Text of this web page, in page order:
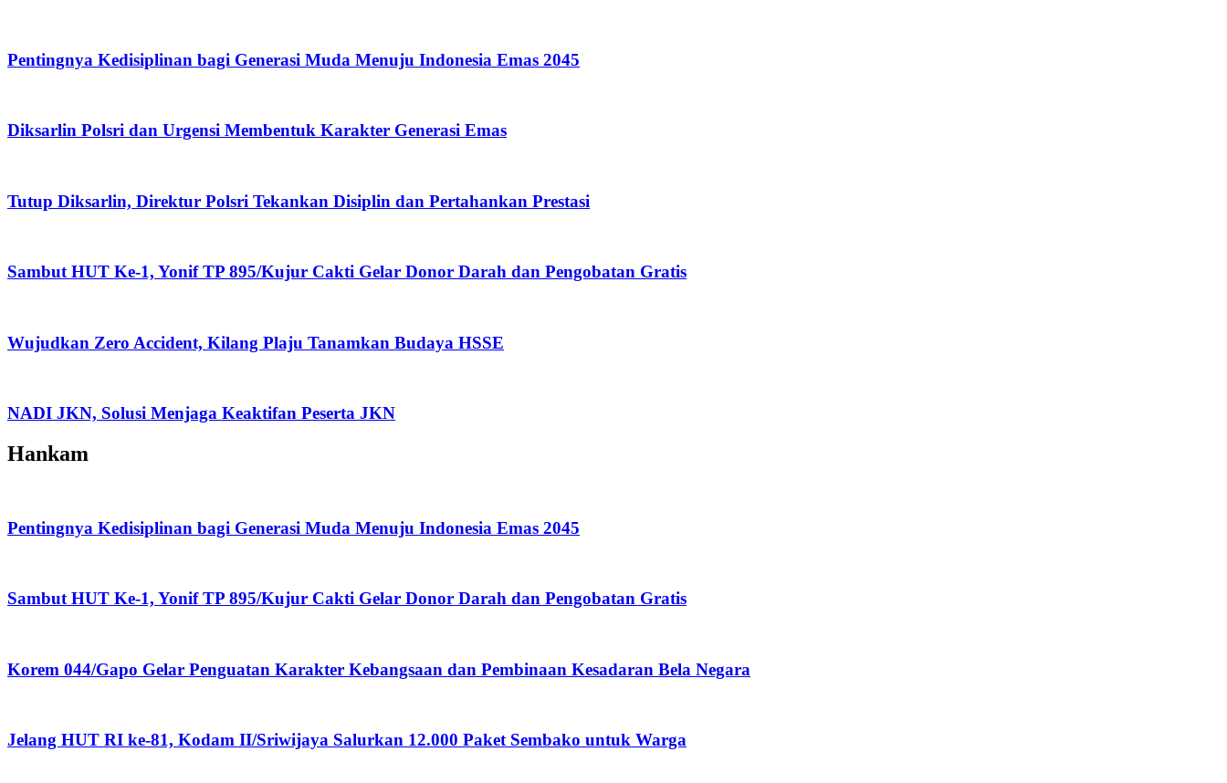
Pentingnya Kedisiplinan bagi Generasi Muda Menuju Indonesia Emas 2045
Diksarlin Polsri dan Urgensi Membentuk Karakter Generasi Emas
Tutup Diksarlin, Direktur Polsri Tekankan Disiplin dan Pertahankan Prestasi
Sambut HUT Ke-1, Yonif TP 895/Kujur Cakti Gelar Donor Darah dan Pengobatan Gratis
Wujudkan Zero Accident, Kilang Plaju Tanamkan Budaya HSSE
NADI JKN, Solusi Menjaga Keaktifan Peserta JKN
Hankam
Pentingnya Kedisiplinan bagi Generasi Muda Menuju Indonesia Emas 2045
Sambut HUT Ke-1, Yonif TP 895/Kujur Cakti Gelar Donor Darah dan Pengobatan Gratis
Korem 044/Gapo Gelar Penguatan Karakter Kebangsaan dan Pembinaan Kesadaran Bela Negara
Jelang HUT RI ke-81, Kodam II/Sriwijaya Salurkan 12.000 Paket Sembako untuk Warga